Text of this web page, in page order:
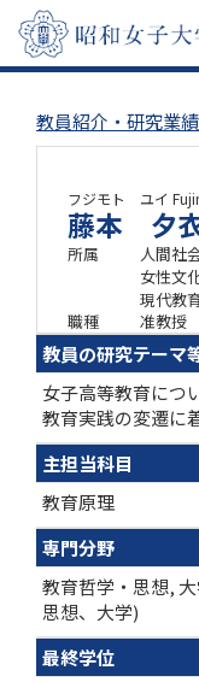
教員紹介・研究業
フジモト ユイ
藤本 夕
所属
人間社
女性文
現代教
職種
准教授
教員の研究テーマ
女子高等教育につ
教育実践の変遷に
主担当科目
教育原理
専門分野
教育哲学・思想,
思想、大学)
最終学位